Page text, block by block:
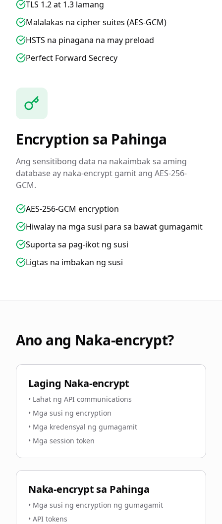
TLS 1.2 at 1.3 lamang
Malalakas na cipher suites (AES-GCM)
HSTS na pinagana na may preload
Perfect Forward Secrecy
Encryption sa Pahinga
Ang sensitibong data na nakaimbak sa aming
database ay naka-encrypt gamit ang AES-256-
GCM.
AES-256-GCM encryption
Hiwalay na mga susi para sa bawat gumagamit
Suporta sa pag-ikot ng susi
Ligtas na imbakan ng susi
Ano ang Naka-encrypt?
Laging Naka-encrypt
• Lahat ng API communications
• Mga susi ng encryption
• Mga kredensyal ng gumagamit
• Mga session token
Naka-encrypt sa Pahinga
• Mga susi ng encryption ng gumagamit
• API tokens